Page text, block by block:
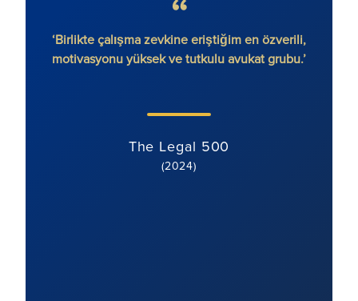
‘Birlikte çalışma zevkine eriştiğim en özverili,
motivasyonu yüksek ve tutkulu avukat grubu.’
The Legal 500
(2024)